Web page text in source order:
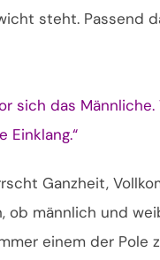
steht. Passend
sich das
Einklang.“
Ganzheit,
ob männlich und
einem der Pole